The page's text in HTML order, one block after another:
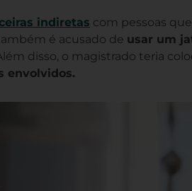
indiretas com pessoas que
é acusado de usar um
disso, o magistrado teria
envolvidos.